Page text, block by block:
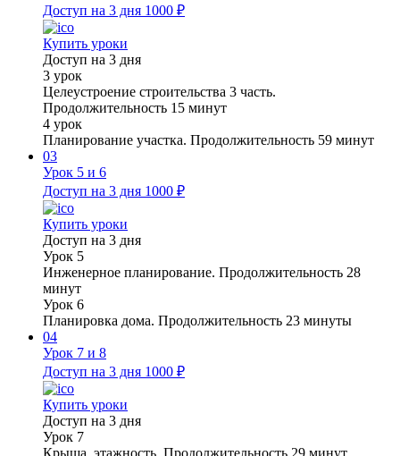
Доступ на 3 дня 1000 ₽
Купить уроки
Доступ на 3 дня
3 урок
Целеустроение строительства 3 часть.
Продолжительность 15 минут
4 урок
Планирование участка. Продолжительность 59 минут
03
Урок 5 и 6
Доступ на 3 дня 1000 ₽
Купить уроки
Доступ на 3 дня
Урок 5
Инженерное планирование. Продолжительность 28
минут
Урок 6
Планировка дома. Продолжительность 23 минуты
04
Урок 7 и 8
Доступ на 3 дня 1000 ₽
Купить уроки
Доступ на 3 дня
Урок 7
Крыша, этажность. Продолжительность 29 минут